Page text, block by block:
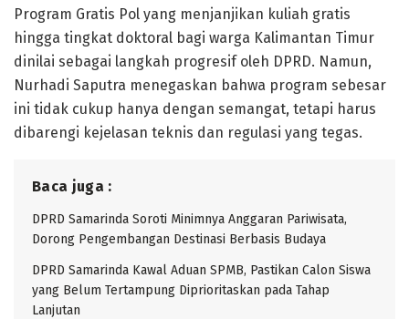
Program Gratis Pol yang menjanjikan kuliah gratis
hingga tingkat doktoral bagi warga Kalimantan Timur
dinilai sebagai langkah progresif oleh DPRD. Namun,
Nurhadi Saputra menegaskan bahwa program sebesar
ini tidak cukup hanya dengan semangat, tetapi harus
dibarengi kejelasan teknis dan regulasi yang tegas.
Baca juga :
DPRD Samarinda Soroti Minimnya Anggaran Pariwisata,
Dorong Pengembangan Destinasi Berbasis Budaya
DPRD Samarinda Kawal Aduan SPMB, Pastikan Calon Siswa
yang Belum Tertampung Diprioritaskan pada Tahap
Lanjutan